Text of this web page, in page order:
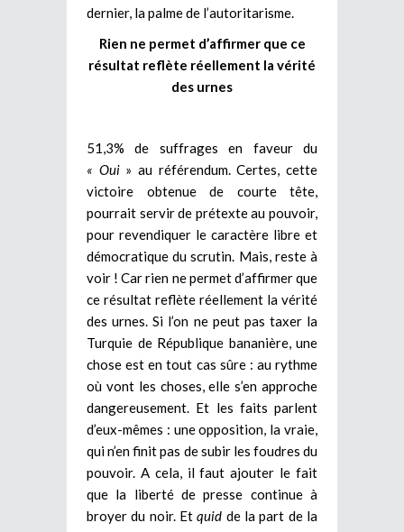
dernier, la palme de l’autoritarisme.
Rien ne permet d’affirmer que ce
résultat reflète réellement la vérité
des urnes
51,3% de suffrages en faveur du
« Oui » au référendum. Certes, cette
victoire obtenue de courte tête,
pourrait servir de prétexte au pouvoir,
pour revendiquer le caractère libre et
démocratique du scrutin. Mais, reste à
voir ! Car rien ne permet d’affirmer que
ce résultat reflète réellement la vérité
des urnes. Si l’on ne peut pas taxer la
Turquie de République bananière, une
chose est en tout cas sûre : au rythme
où vont les choses, elle s’en approche
dangereusement. Et les faits parlent
d’eux-mêmes : une opposition, la vraie,
qui n’en finit pas de subir les foudres du
pouvoir. A cela, il faut ajouter le fait
que la liberté de presse continue à
broyer du noir. Etquid de la part de la